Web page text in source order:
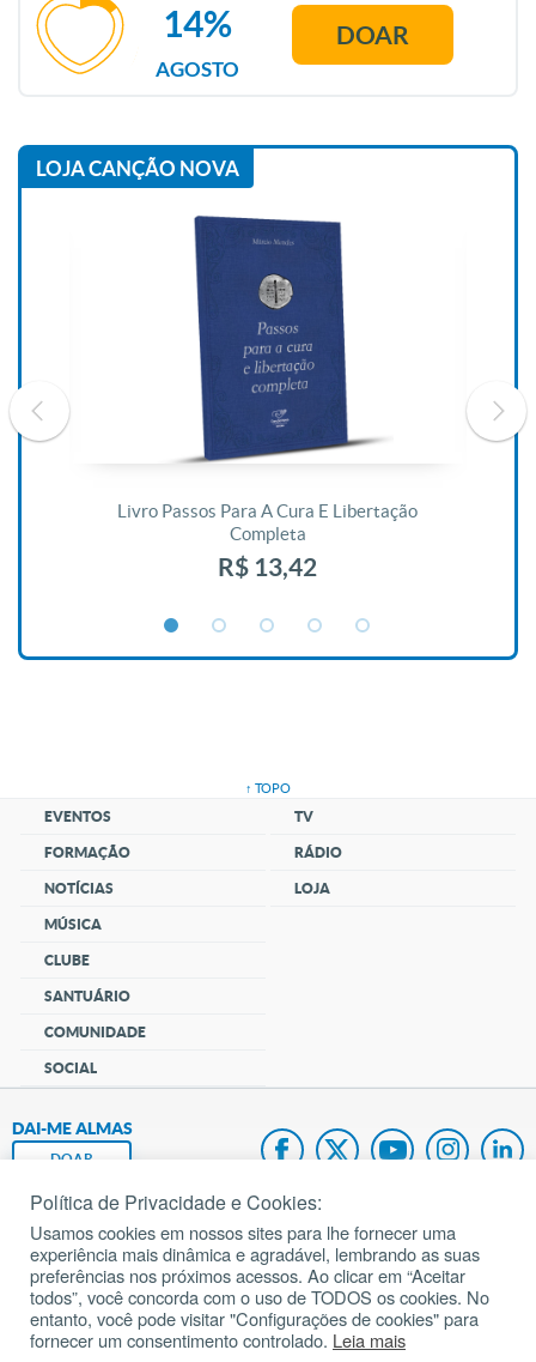
AGOSTO
14% DOAR
LOJA CANÇÃO NOVA
Livro Passos Para A Cura E Libertação
Completa
R$ 13,42
↑ TOPO
EVENTOS
FORMAÇÃO
NOTÍCIAS
MÚSICA
CLUBE
SANTUÁRIO
COMUNIDADE
SOCIAL
TV
RÁDIO
LOJA
DAI-ME ALMAS
DOAR
Fundação João Paulo II
Pedido de Oração
Mapa do site
Política de Privacidade e Cookies:
Usamos cookies em nossos sites para lhe fornecer uma
experiência mais dinâmica e agradável, lembrando as suas
preferências nos próximos acessos. Ao clicar em “Aceitar
todos”, você concorda com o uso de TODOS os cookies. No
entanto, você pode visitar "Configurações de cookies" para
fornecer um consentimento controlado. Leia mais